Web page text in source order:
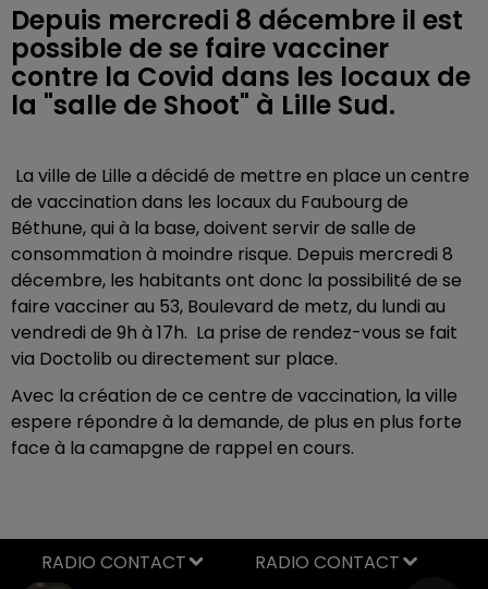
Depuis mercredi 8 décembre il est
possible de se faire vacciner
contre la Covid dans les locaux de
la "salle de Shoot" à Lille Sud.
La ville de Lille a décidé de mettre en place un centre
de vaccination dans les locaux du Faubourg de
Béthune, qui à la base, doivent servir de salle de
consommation à moindre risque. Depuis mercredi 8
décembre, les habitants ont donc la possibilité de se
faire vacciner au 53, Boulevard de metz, du lundi au
vendredi de 9h à 17h. La prise de rendez-vous se fait
via Doctolib ou directement sur place.
Avec la création de ce centre de vaccination, la ville
espere répondre à la demande, de plus en plus forte
face à la camapgne de rappel en cours.
RADIO CONTACT